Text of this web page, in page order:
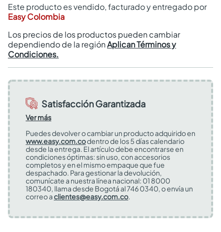
Este producto es vendido, facturado y entregado por
Easy Colombia
Los precios de los productos pueden cambiar
dependiendo de la regiónAplican Términos y
Condiciones.
Satisfacción Garantizada
Ver más
Puedes devolver o cambiar un producto adquirido en
www.easy.com.codentro de los 5 días calendario
desde la entrega. El artículo debe encontrarse en
condiciones óptimas: sin uso, con accesorios
completos y en el mismo empaque que fue
despachado. Para gestionar la devolución,
comunícate a nuestra línea nacional: 01 8000
180340, llama desde Bogotá al 746 0340, o envía un
correo aclientes@easy.com.co.